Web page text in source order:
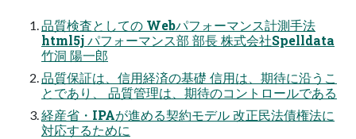
品質検査としての Webパフォーマンス計測手法
html5j パフォーマンス部 部長 株式会社Spelldata
竹洞 陽一郎
品質保証は、信用経済の基礎 信用は、期待に沿うこ
とであり、 品質管理は、期待のコントロールである
経産省・IPAが進める契約モデル 改正民法債権法に
対応するために